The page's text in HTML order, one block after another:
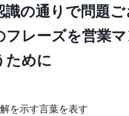
識の通りで問題
フレーズを営業
ために
を示す言葉を表す